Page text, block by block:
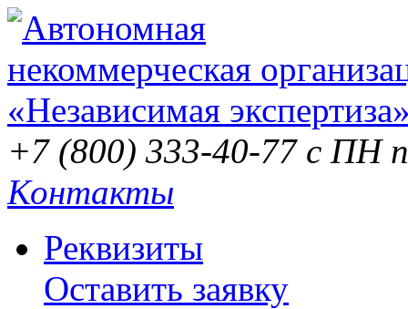
+7 (800) 333-40-77 с ПН
Контакты
Реквизиты
Оставить заявку